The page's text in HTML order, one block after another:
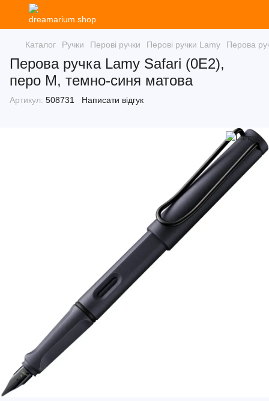
Каталог Ручки Перові ручки Перові ручки Lamy Перова
Перова ручка Lamy Safari (0E2),
перо M, темно-синя матова
Артикул: 508731 Написати відгук